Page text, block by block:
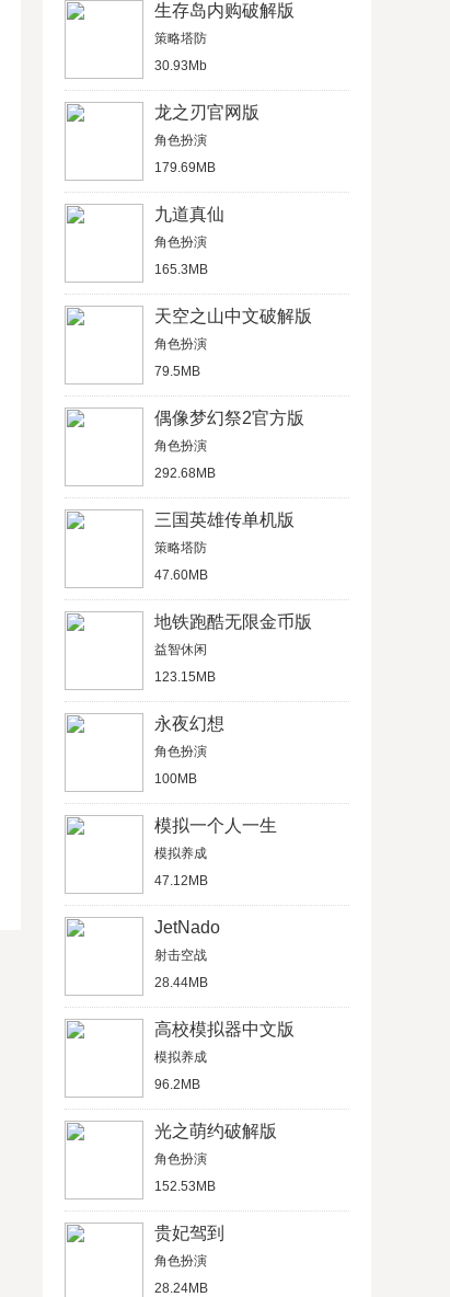
生存岛内购破解版
策略塔防
30.93Mb
龙之刃官网版
角色扮演
179.69MB
九道真仙
角色扮演
165.3MB
天空之山中文破解版
角色扮演
79.5MB
偶像梦幻祭2官方版
角色扮演
292.68MB
三国英雄传单机版
策略塔防
47.60MB
地铁跑酷无限金币版
益智休闲
123.15MB
永夜幻想
角色扮演
100MB
模拟一个人一生
模拟养成
47.12MB
JetNado
射击空战
28.44MB
高校模拟器中文版
模拟养成
96.2MB
光之萌约破解版
角色扮演
152.53MB
贵妃驾到
角色扮演
28.24MB